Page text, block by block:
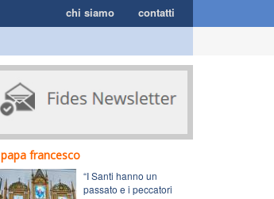
chi siamo contatti
papa francesco
“I Santi hanno un
passato e i peccatori